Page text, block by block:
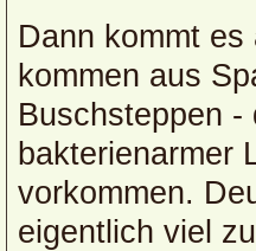
Dann kommt
kommen aus
Buschsteppen
bakterienarmer
vorkommen.
eigentlich viel